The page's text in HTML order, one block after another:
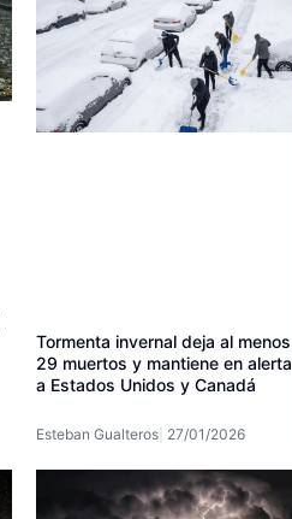
Tormenta invernal deja al menos
29 muertos y mantiene en alerta
a Estados Unidos y Canadá
Esteban Gualteros 27/01/2026